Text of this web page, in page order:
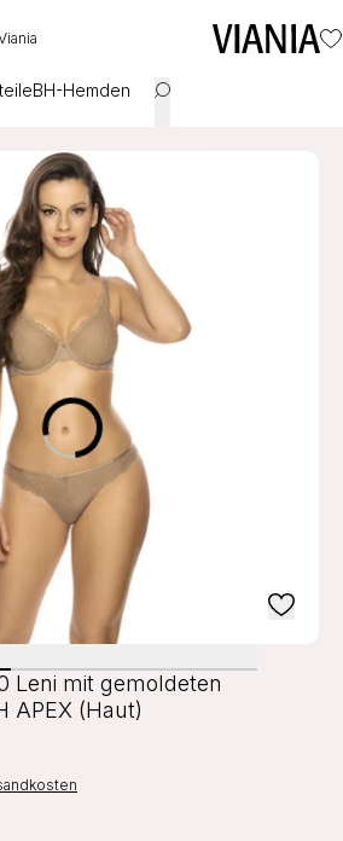
BH-Hemden
Leni mit gemoldeten
APEX (Haut)